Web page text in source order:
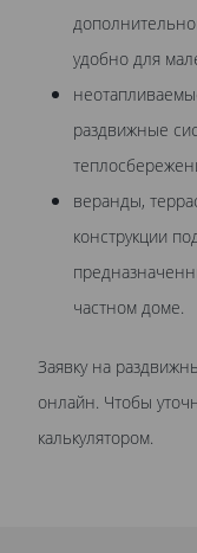
удобно для
раздвижные
веранды,
конструкции
частном доме.
Заявку на
онлайн. Чтобы
калькулятором.